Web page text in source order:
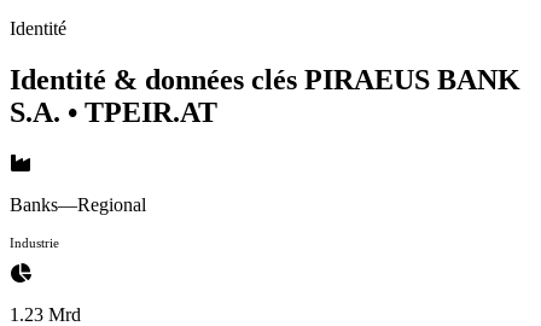
Identité
Identité & données clés PIRAEUS BANK
S.A. • TPEIR.AT
Banks—Regional
Industrie
1.23 Mrd